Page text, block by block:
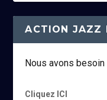
ACTION JAZZ
Nous avons
Cliquez ICI